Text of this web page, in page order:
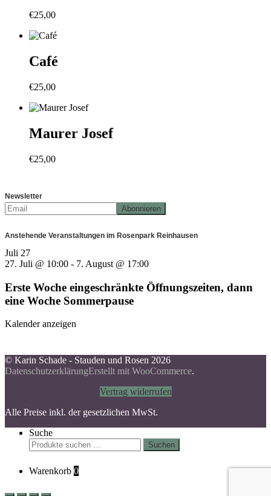
€25,00
Café
€25,00
Maurer Josef
€25,00
Newsletter
Anstehende Veranstaltungen im Rosenpark Reinhausen
Juli 27
27. Juli @ 10:00 - 7. August @ 17:00
Erste Woche eingeschränkte Öffnungszeiten, dann
eine Woche Sommerpause
Kalender anzeigen
© Karin Schade - Stauden und Rosen 2026
DatenschutzerklärungErstellt mit WooCommerce.
Vertrag widerrufen
Alle Preise inkl. der gesetzlichen MwSt.
Suche
Suchen
nach:
Suchen
Warenkorb 0
Scroll